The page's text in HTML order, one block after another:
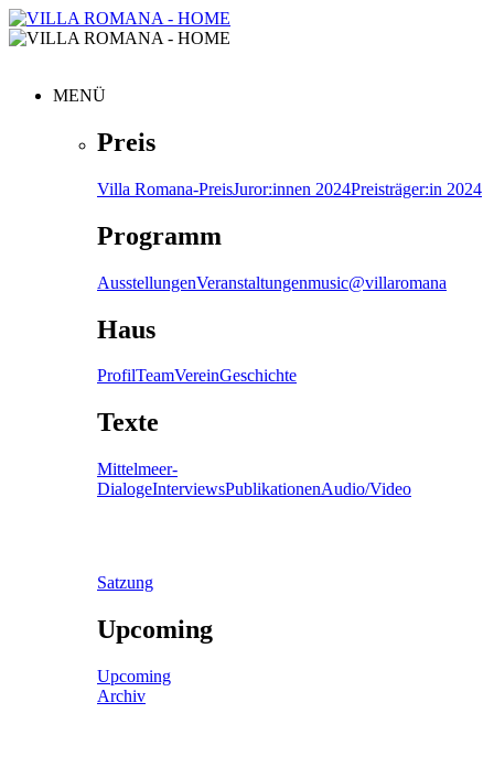
MENÜ
Preis
Villa Romana-PreisJuror:innen 2024Preisträger:in 2024
Programm
AusstellungenVeranstaltungenmusic@villaromana
Haus
ProfilTeamVereinGeschichte
Texte
Mittelmeer-
DialogeInterviewsPublikationenAudio/Video
Satzung
Upcoming
Upcoming
Archiv